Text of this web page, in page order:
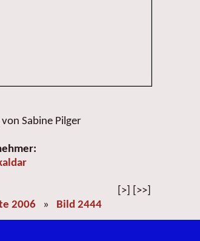
Sabine Pilger
[>] [>>]
2006 » Bild 2444